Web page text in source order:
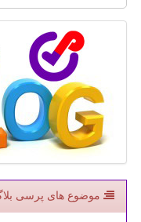
موضوع های پرسی